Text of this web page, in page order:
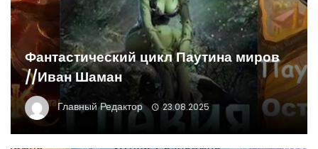
Фантастический цикл Паутина миров
//Иван Шаман
Главный Редактор 23.08.2025